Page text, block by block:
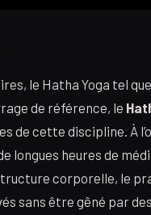
le Hatha Yoga tel
de référence, le
de cette discipline. À
longues heures de
corporelle, le
sans être gêné par